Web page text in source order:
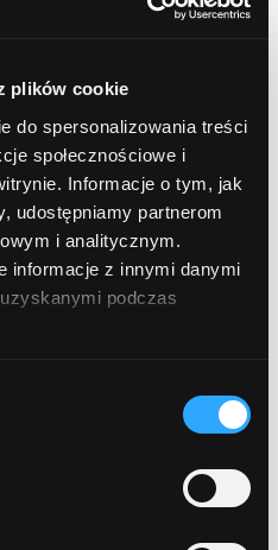
plików cookie
do spersonalizowania treści
społecznościowe i
Informacje o tym, jak
udostępniamy partnerom
i analitycznym.
informacje z innymi danymi
podczas